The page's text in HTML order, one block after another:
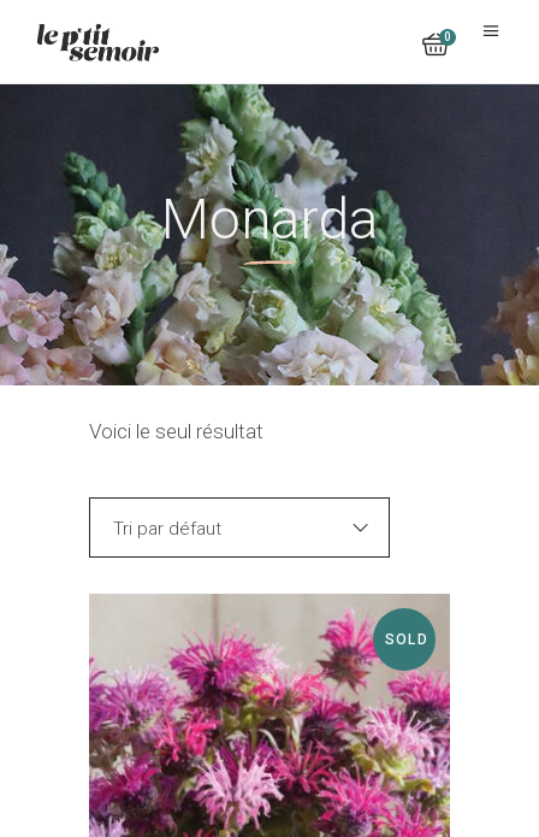
0
No products in the cart.
Monarda
Voici le seul résultat
Tri par défaut
SOLD